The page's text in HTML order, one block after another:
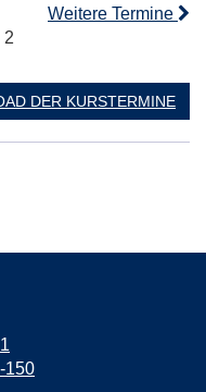
Weitere Termine
2
DER KURSTERMINE
150